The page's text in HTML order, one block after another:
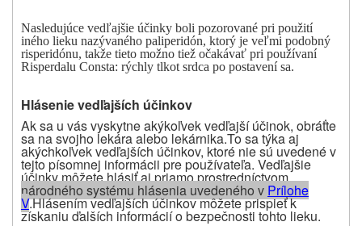
Nasledujúce vedľajšie účinky boli pozorované pri použití
iného lieku nazývaného paliperidón, ktorý je veľmi podobný
risperidónu, takže tieto možno tiež očakávať pri používaní
Risperdalu Consta: rýchly tlkot srdca po postavení sa.
Hlásenie vedľajších účinkov
Ak sa u vás vyskytne akýkoľvek vedľajší účinok, obráťte
sa na svojho lekára alebo lekárnika.To sa týka aj
akýchkoľvek vedľajších účinkov, ktoré nie sú uvedené v
tejto písomnej informácii pre používateľa. Vedľajšie
účinky môžete hlásiť aj priamo prostredníctvom
národného systému hlásenia uvedeného v Prílohe
V.Hlásením vedľajších účinkov môžete prispieť k
získaniu ďalších informácií o bezpečnosti tohto lieku.